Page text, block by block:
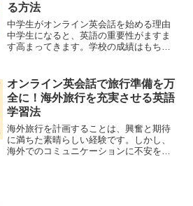
る方法
中学生がオンライン英会話を始める理由
中学生になると、英語の重要性がますま
す高まってきます。学校の成績はもちろ
いスキルです。しかし、通常の授業だけ
では英会話のスキルを磨く...
オンライン英会話で旅行準備を万
全に！海外旅行を充実させる英語
学習法
海外旅行を計画することは、興奮と期待
に満ちた素晴らしい経験です。しかし、
海外でのコミュニケーションに不安を感